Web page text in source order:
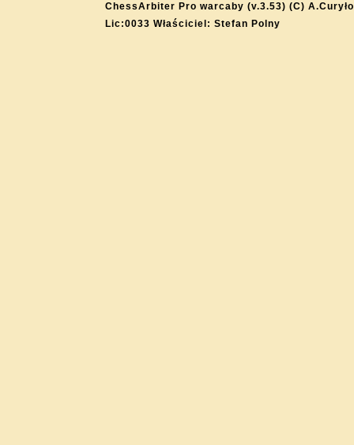
ChessArbiter Pro warcaby (v.3.53) (C) A.Curyło
Lic:0033 Właściciel: Stefan Polny